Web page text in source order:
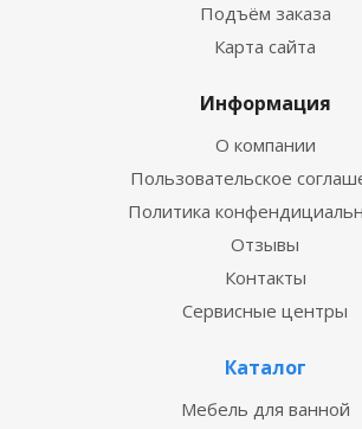
Подъём заказа
Карта сайта
Информация
О компании
Пользовательское
Политика
Отзывы
Контакты
Сервисные центры
Каталог
Мебель для ванной